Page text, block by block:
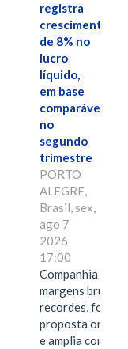
registra
crescimento
de 8% no
lucro
líquido,
em base
comparável,
no
segundo
trimestre
PORTO
ALEGRE,
Brasil, sex,
ago 7
2026
17:00
Companhia
margens brutas
recordes,
proposta
e amplia